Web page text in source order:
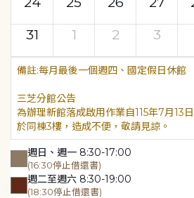
31
1 2 3
每月最後一個週四、國定假日休館
三芝分館公告
為辦理新館落成啟用作業自115年7月13
於同棟3樓，造成不便，敬請見諒。
週日、週一 8:30-17:00
(16:30停止借還書)
週二至週六 8:30-19:00
(18:30停止借還書)